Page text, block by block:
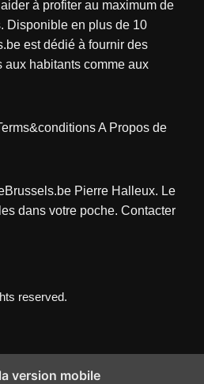
à profiter au maximum de
Disponible en plus de 10
est dédié à fournir des
aux habitants comme aux
A Propos de
Pierre Halleux. Le
dans votre poche. Contacter
reserved.
version mobile